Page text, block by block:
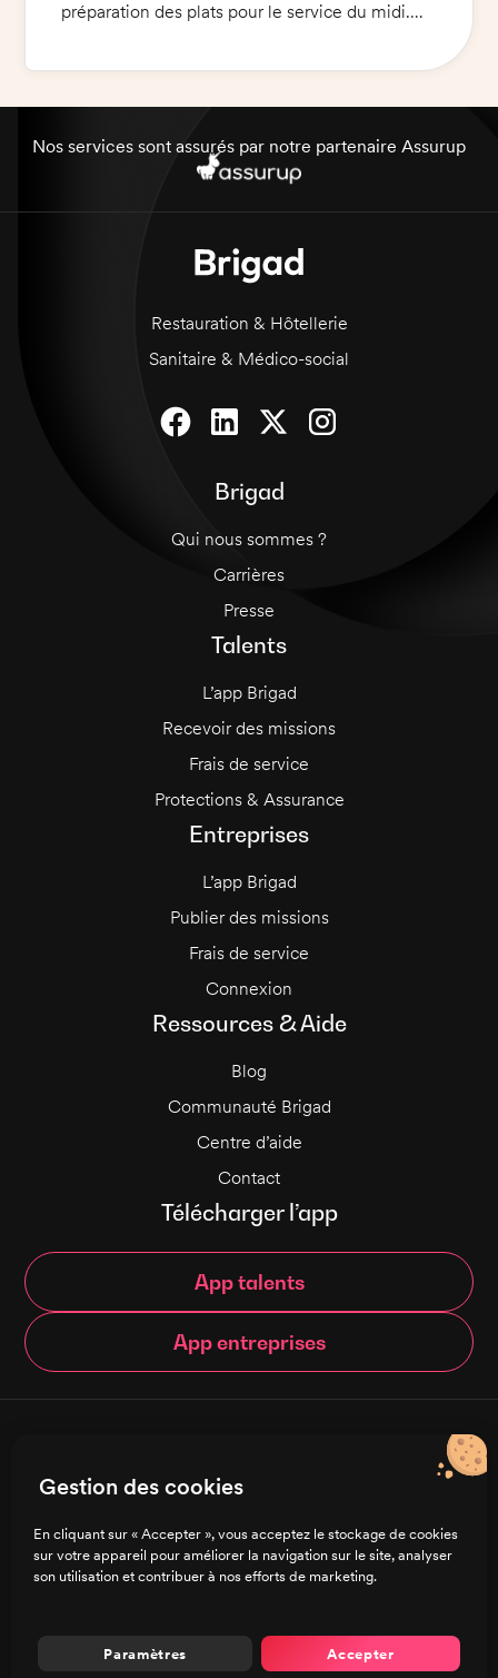
préparation des plats pour le service du midi.
base de produits frais. Vous serez également
Nos services sont assurés par notre partenaire Assurup
Restauration & Hôtellerie
Sanitaire & Médico-social
Brigad
Qui nous sommes ?
Carrières
Presse
Talents
L’app Brigad
Recevoir des missions
Frais de service
Protections & Assurance
Entreprises
L’app Brigad
Publier des missions
Frais de service
Connexion
Ressources & Aide
Blog
Communauté Brigad
Centre d’aide
Contact
Télécharger l’app
App talents
App entreprises
Charte de confidentialité
CGU/CGV
Préférences de cookies
Gestion des cookies
En cliquant sur « Accepter », vous acceptez le stockage de cookies
sur votre appareil pour améliorer la navigation sur le site, analyser
son utilisation et contribuer à nos efforts de marketing.
Accepter
Paramètres